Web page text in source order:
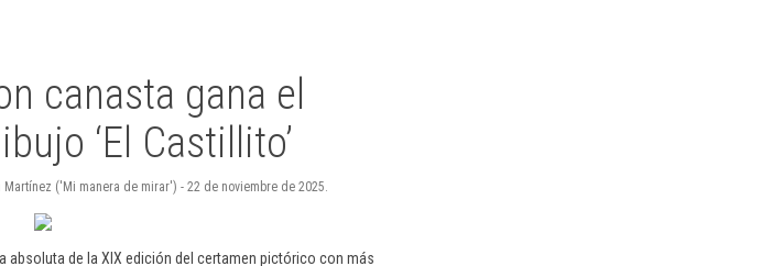
canasta gana el
‘El Castillito’
Martínez ('Mi manera de mirar') - 22 de noviembre de 2025.
absoluta de la XIX edición del certamen pictórico con más